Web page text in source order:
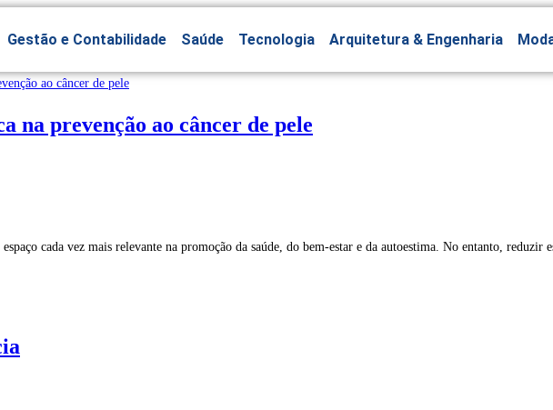
Gestão e Contabilidade Saúde Tecnologia Arquitetura & Engenharia
na prevenção ao câncer de pele
cada vez mais relevante na promoção da saúde, do bem-estar e da autoestima. No entanto, reduzir